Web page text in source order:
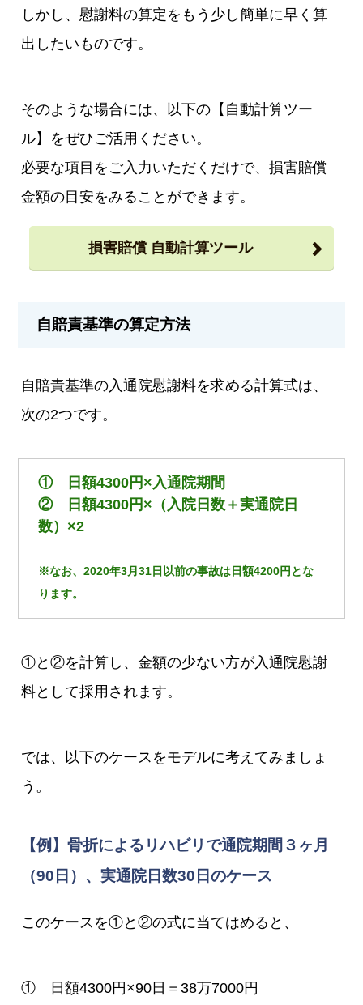
しかし、慰謝料の算定をもう少し簡単に早く算
出したいものです。
そのような場合には、以下の【自動計算ツー
ル】をぜひご活用ください。
必要な項目をご入力いただくだけで、損害賠償
金額の目安をみることができます。
損害賠償 自動計算ツール
自賠責基準の算定方法
自賠責基準の入通院慰謝料を求める計算式は、
次の2つです。
① 日額4300円×入通院期間
② 日額4300円×（入院日数＋実通院日
数）×2
※なお、2020年3月31日以前の事故は日額4200円とな
ります。
①と②を計算し、金額の少ない方が入通院慰謝
料として採用されます。
では、以下のケースをモデルに考えてみましょ
う。
【例】骨折によるリハビリで通院期間３ヶ月
（90日）、実通院日数30日のケース
このケースを①と②の式に当てはめると、
① 日額4300円×90日＝38万7000円